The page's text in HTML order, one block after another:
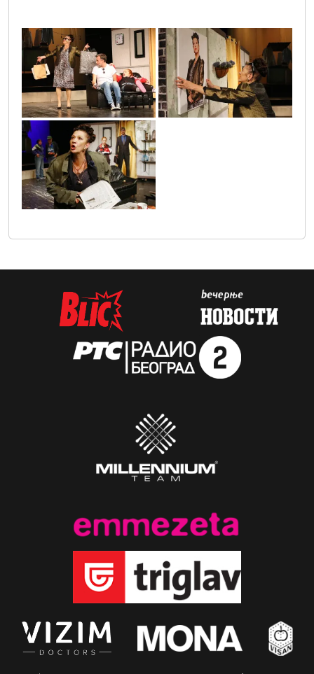
gospodja_ministrka_1 gospodja_ministarka_2
gospodja_ministarka_3